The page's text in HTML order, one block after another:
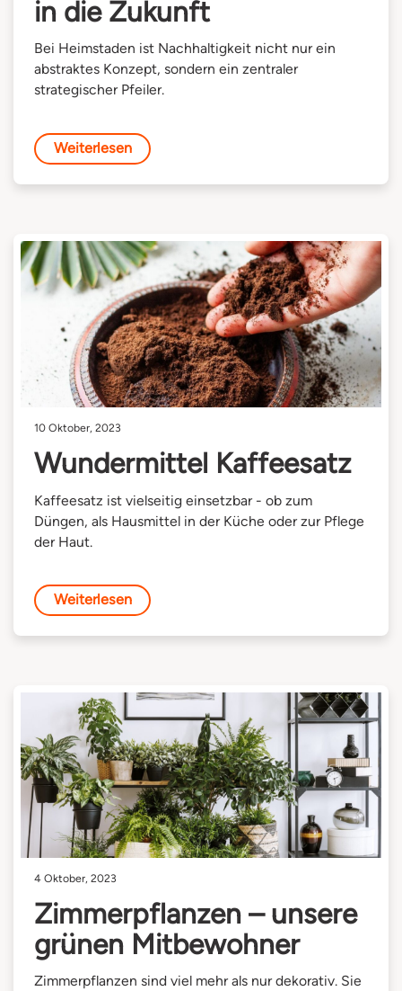
in die Zukunft
Bei Heimstaden ist Nachhaltigkeit nicht nur ein
abstraktes Konzept, sondern ein zentraler
strategischer Pfeiler.
Weiterlesen
10 Oktober, 2023
Wundermittel Kaffeesatz
Kaffeesatz ist vielseitig einsetzbar - ob zum
Düngen, als Hausmittel in der Küche oder zur Pflege
der Haut.
Weiterlesen
4 Oktober, 2023
Zimmerpflanzen – unsere
grünen Mitbewohner
Zimmerpflanzen sind viel mehr als nur dekorativ. Sie